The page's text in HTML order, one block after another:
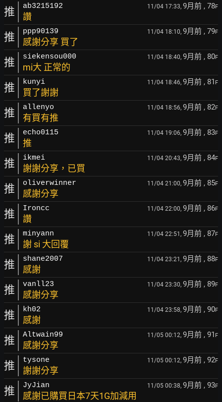
推 ab3215192 11/04 17:33, 9月前 , 78F
讚
推 ppp90139 11/04 18:10, 9月前 , 79F
感謝分享 買了
推 siekensou000 11/04 18:40, 9月前 , 80F
mi大 正常的
推 kunyi 11/04 18:46, 9月前 , 81 F
買了謝謝
推 allenyo 11/04 18:56, 9月前 , 82F
有買有推
推 echo0115 11/04 19:06, 9月前 , 83F
推
推 ikmei 11/04 20:43, 9月前 , 84F
謝謝分享，已買
推 oliverwinner 11/04 21:00, 9月前 , 85F
感謝分享
推 Ironcc 11/04 22:00, 9月前 , 86F
讚
推 minyann 11/04 22:51, 9月前 , 87F
謝 si 大回覆
推 shane2007 11/04 23:21, 9月前 , 88F
感謝
推 vanll23 11/04 23:30, 9月前 , 89F
感謝分享
推 kh02 11/04 23:58, 9月前 , 90F
感謝
推 Altwain99 11/05 00:12, 9月前 , 91 F
感謝分享
推 tysone 11/05 00:12, 9月前 , 92F
謝謝分享
推 JyJian 11/05 00:38, 9月前 , 93F
感謝已購買日本7天1G加減用